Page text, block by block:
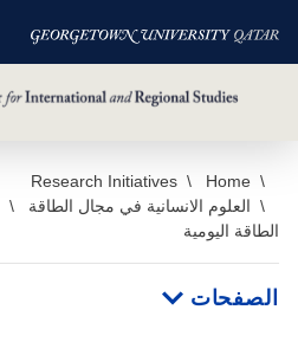
تخطي
المحتوى
الرئيسي
Home
Research Initiatives
العلوم الانسانية في مجال الطاقة
الطاقة اليومية
الصفحات